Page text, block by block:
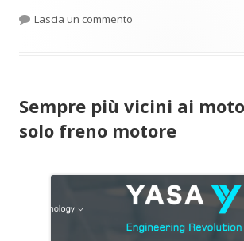
Lascia un commento
Sempre più vicini ai
solo freno motore